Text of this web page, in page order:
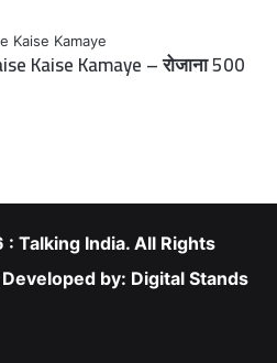
Kaise Kamaye – रोजाना 500
Talking India. All Rights
by: Digital Stands